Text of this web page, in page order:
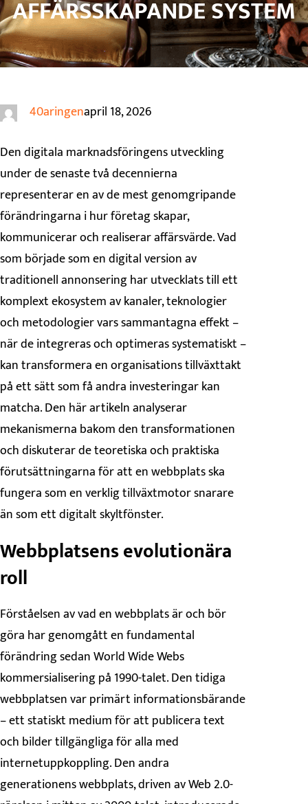
AFFÄRSSKAPANDE SYSTEM
40aringenapril 18, 2026
Den digitala marknadsföringens utveckling
under de senaste två decennierna
representerar en av de mest genomgripande
förändringarna i hur företag skapar,
kommunicerar och realiserar affärsvärde. Vad
som började som en digital version av
traditionell annonsering har utvecklats till ett
komplext ekosystem av kanaler, teknologier
och metodologier vars sammantagna effekt –
när de integreras och optimeras systematiskt –
kan transformera en organisations tillväxttakt
på ett sätt som få andra investeringar kan
matcha. Den här artikeln analyserar
mekanismerna bakom den transformationen
och diskuterar de teoretiska och praktiska
förutsättningarna för att en webbplats ska
fungera som en verklig tillväxtmotor snarare
än som ett digitalt skyltfönster.
Webbplatsens evolutionära
roll
Förståelsen av vad en webbplats är och bör
göra har genomgått en fundamental
förändring sedan World Wide Webs
kommersialisering på 1990-talet. Den tidiga
webbplatsen var primärt informationsbärande
– ett statiskt medium för att publicera text
och bilder tillgängliga för alla med
internetuppkoppling. Den andra
generationens webbplats, driven av Web 2.0-